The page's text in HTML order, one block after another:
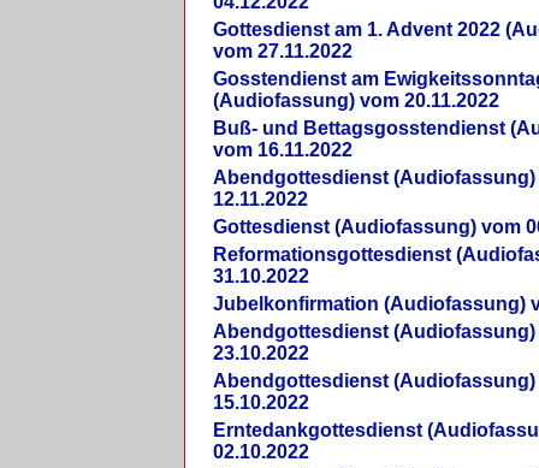
Gottesdienst am 1. Advent 2022
vom 27.11.2022
Gosstendienst am
(Audiofassung) vom 20.11.2022
Buß- und Bettagsgosstendienst
vom 16.11.2022
Abendgottesdienst (Audiofassung)
12.11.2022
Gottesdienst (Audiofassung) vom
Reformationsgottesdienst
31.10.2022
Jubelkonfirmation (Audiofassung)
Abendgottesdienst (Audiofassung)
23.10.2022
Abendgottesdienst (Audiofassung)
15.10.2022
Erntedankgottesdienst
02.10.2022